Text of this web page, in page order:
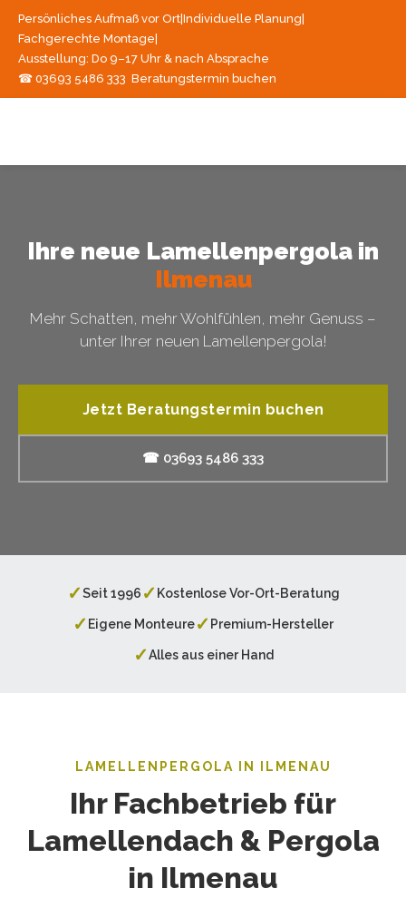
Persönliches Aufmaß vor Ort Individuelle Planung
Fachgerechte Montage
Ausstellung: Do 9–17 Uhr & nach Absprache
☎ 03693 5486 333 Beratungstermin buchen
Ihre neue Lamellenpergola in
Ilmenau
Mehr Schatten, mehr Wohlfühlen, mehr Genuss –
unter Ihrer neuen Lamellenpergola!
Jetzt Beratungstermin buchen
☎ 03693 5486 333
✓Seit 1996 ✓ Kostenlose Vor-Ort-Beratung
✓ Eigene Monteure✓ Premium-Hersteller
✓Alles aus einer Hand
LAMELLENPERGOLA IN ILMENAU
Ihr Fachbetrieb für
Lamellendach & Pergola
in Ilmenau